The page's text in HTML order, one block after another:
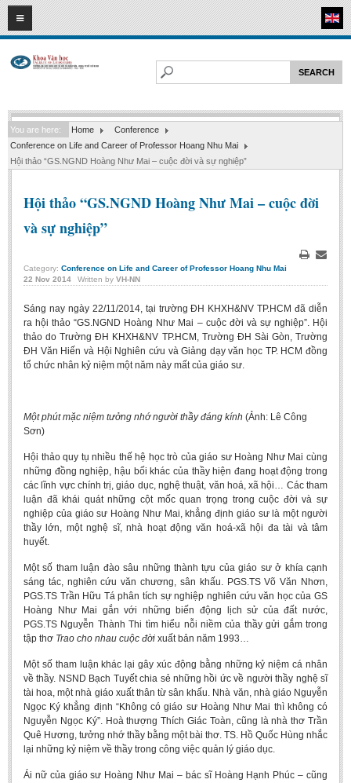
08 2026
HOME
Faculty of Literature
Departments
Department of Vietnamese Literature
Department of Foreign Literatures and Comparative Literature
Department of Sinology-Nom Studies
Center of Sinology and Nom Studies
Images - Events
ACADEMIC
Undergraduate: Regular Degree
Postgraduate
LITERARY WRITINGS & TRANSLATING
RESEARCH
Sinology & Nom
Linguistics
Vietnamese Folk Culture
Literary Theory & Criticism
Vietnamese Literature
Foreign Literatures & Comparative Literature
Theater and Film
Culture - History - Philosophy
Education
BA, MA, PhD. Theses
CONFERENCE
Studies on Vietnamese and Korean Literature and Films
You are here: Home
Conference
Conference on Life and Career of Professor Hoang Nhu Mai
Hội thảo “GS.NGND Hoàng Như Mai – cuộc đời và sự nghiệp”
Hội thảo “GS.NGND Hoàng Như Mai – cuộc đời
và sự nghiệp”
Email
Category: Conference on Life and Career of Professor Hoang Nhu Mai
22 Nov 2014 Written by VH-NN
Sáng nay ngày 22/11/2014, tại trường ĐH KHXH&NV TP.HCM đã diễn
ra hội thảo “GS.NGND Hoàng Như Mai – cuộc đời và sự nghiệp”. Hội
thảo do Trường ĐH KHXH&NV TP.HCM, Trường ĐH Sài Gòn, Trường
ĐH Văn Hiến và Hội Nghiên cứu và Giảng dạy văn học TP. HCM đồng
tổ chức nhân kỷ niệm một năm này mất của giáo sư.
Một phút mặc niệm tưởng nhớ người thầy đáng kính (Ảnh: Lê Công
Sơn)
Hội thảo quy tụ nhiều thế hệ học trò của giáo sư Hoàng Như Mai cùng
những đồng nghiệp, hậu bối khác của thầy hiện đang hoạt động trong
các lĩnh vực chính trị, giáo dục, nghệ thuật, văn hoá, xã hội… Các tham
luận đã khái quát những cột mốc quan trọng trong cuộc đời và sự
nghiệp của giáo sư Hoàng Như Mai, khẳng định giáo sư là một người
thầy lớn, một nghệ sĩ, nhà hoạt động văn hoá-xã hội đa tài và tâm
huyết.
Một số tham luận đào sâu những thành tựu của giáo sư ở khía cạnh
sáng tác, nghiên cứu văn chương, sân khấu. PGS.TS Võ Văn Nhơn,
PGS.TS Trần Hữu Tá phân tích sự nghiệp nghiên cứu văn học của GS
Hoàng Như Mai gắn với những biến động lịch sử của đất nước,
PGS.TS Nguyễn Thành Thi tìm hiểu nỗi niềm của thầy gửi gắm trong
tập thơ Trao cho nhau cuộc đời xuất bản năm 1993…
Một số tham luận khác lại gây xúc động bằng những kỷ niệm cá nhân
về thầy. NSND Bạch Tuyết chia sẻ những hồi ức về người thầy nghệ sĩ
tài hoa, một nhà giáo xuất thân từ sân khấu. Nhà văn, nhà giáo Nguyễn
Ngọc Ký khẳng định “Không có giáo sư Hoàng Như Mai thì không có
Nguyễn Ngọc Ký”. Hoà thượng Thích Giác Toàn, cũng là nhà thơ Trần
Quê Hương, tưởng nhớ thầy bằng một bài thơ. TS. Hồ Quốc Hùng nhắc
lại những kỷ niệm về thầy trong công việc quản lý giáo dục.
Ái nữ của giáo sư Hoàng Như Mai – bác sĩ Hoàng Hạnh Phúc – cũng